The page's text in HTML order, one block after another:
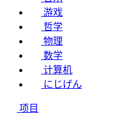
游戏
哲学
物理
数学
计算机
にじげん
项目